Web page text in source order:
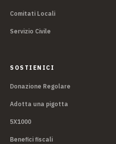
Comitati Locali
Servizio Civile
SOSTIENICI
Donazione Regolare
Adotta una pigotta
5X1000
Benefici fiscali